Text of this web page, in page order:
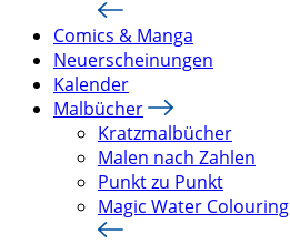
Comics & Manga
Neuerscheinungen
Kalender
Malbücher
Kratzmalbücher
Malen nach Zahlen
Punkt zu Punkt
Magic Water Colouring